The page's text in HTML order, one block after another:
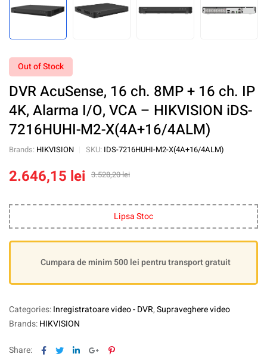
Out of Stock
DVR AcuSense, 16 ch. 8MP + 16 ch. IP
4K, Alarma I/O, VCA – HIKVISION iDS-
7216HUHI-M2-X(4A+16/4ALM)
Brands: HIKVISION SKU: IDS-7216HUHI-M2-X(4A+16/4ALM)
3.528,20lei
2.646,15 lei
Lipsa Stoc
Cumpara de minim 500 lei pentru transport gratuit
Categories:Inregistratoare video - DVR,Supraveghere video
Brands:HIKVISION
Share: Facebook
TwitterLinkedinGoogle+Pinterest